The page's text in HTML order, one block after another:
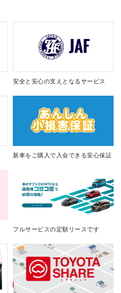
安全と安心の支えとなるサービス
新車をご購入で入会できる安心保証
フルサービスの定額リースです